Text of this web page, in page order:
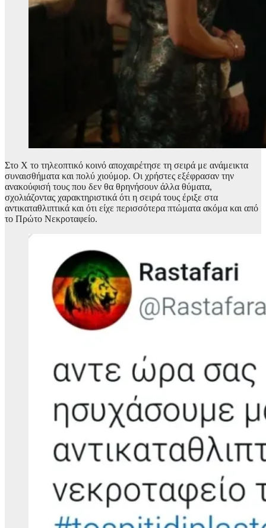
Στο Χ το τηλεοπτικό κοινό αποχαιρέτησε τη σειρά με ανάμεικτα
συναισθήματα και πολύ χιούμορ. Οι χρήστες εξέφρασαν την
ανακούφισή τους που δεν θα θρηνήσουν άλλα θύματα,
σχολιάζοντας χαρακτηριστικά ότι η σειρά τους έριξε στα
αντικαταθλιπτικά και ότι είχε περισσότερα πτώματα ακόμα και από
το Πρώτο Νεκροταφείο.